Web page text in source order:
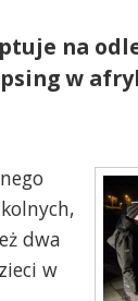
na
w
dwa
w